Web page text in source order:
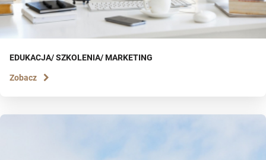
EDUKACJA/ SZKOLENIA/ MARKETING
Zobacz